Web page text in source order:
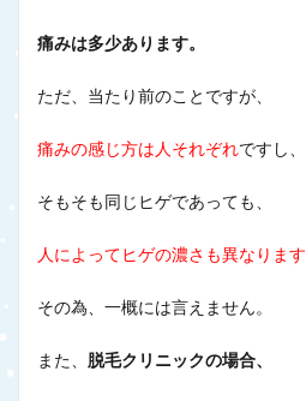
痛みは多少あります。
ただ、当たり前のことですが、
痛みの感じ方は人それぞれですし、
そもそも同じヒゲであっても、
人によってヒゲの濃さも異なります
その為、一概には言えません。
また、 脱毛クリニックの場合、